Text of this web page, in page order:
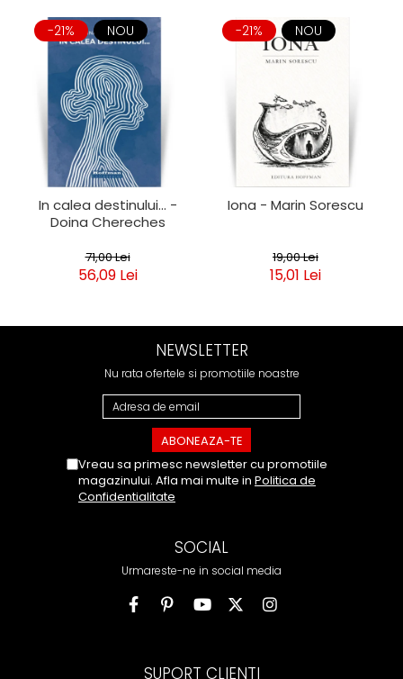
-21% NOU
In calea destinului... -
Doina Chereches
71,00 Lei
56,09 Lei
-21% NOU
Iona - Marin Sorescu
19,00 Lei
15,01 Lei
NEWSLETTER
Nu rata ofertele si promotiile noastre
Vreau sa primesc newsletter cu promotiile
magazinului. Afla mai multe in Politica de
Confidentialitate
SOCIAL
Urmareste-ne in social media
SUPORT CLIENTI